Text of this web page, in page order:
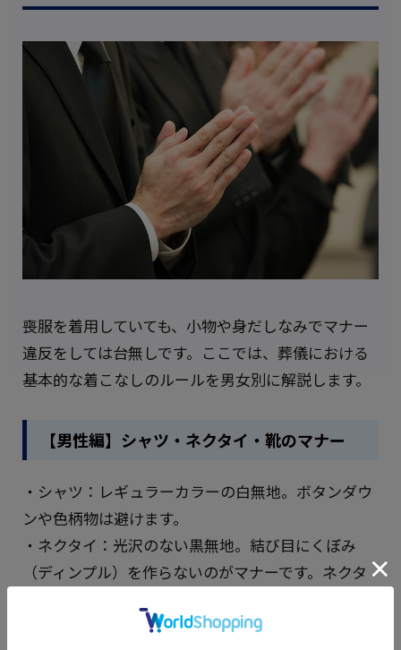
喪服を着用していても、小物や身だしなみでマナー
違反をしては台無しです。ここでは、葬儀における
基本的な着こなしのルールを男女別に解説します。
【男性編】シャツ・ネクタイ・靴のマナー
・シャツ：レギュラーカラーの白無地。ボタンダウ
ンや色柄物は避けます。
・ネクタイ：光沢のない黒無地。結び目にくぼみ
（ディンプル）を作らないのがマナーです。ネクタ
・靴・靴下：金具のない黒の革靴（ストレートチッ